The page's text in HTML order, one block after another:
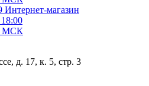
Интернет-магазин
МСК
д. 17, к. 5, стр. 3